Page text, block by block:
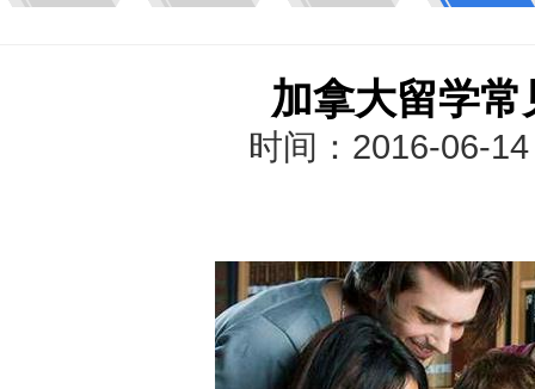
加拿大留学
时间：2016-06-